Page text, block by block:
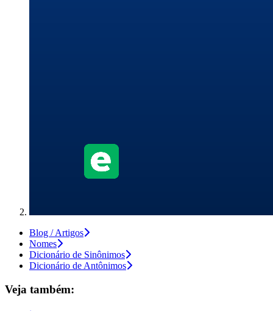
Blog / Artigos
Nomes
Dicionário de Sinônimos
Dicionário de Antônimos
Veja também: